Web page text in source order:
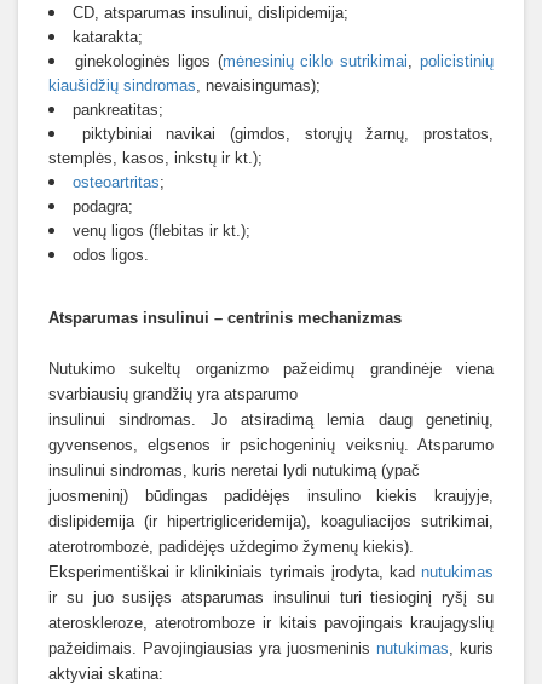
CD, atsparumas insulinui, dislipidemija;
katarakta;
ginekologinės ligos (mėnesinių ciklo sutrikimai ,policistinių
kiaušidžių sindromas , nevaisingumas);
pankreatitas;
piktybiniai navikai (gimdos, storųjų žarnų, prostatos,
stemplės, kasos, inkstų ir kt.);
osteoartritas;
podagra;
venų ligos (flebitas ir kt.);
odos ligos.
Atsparumas insulinui – centrinis mechanizmas
Nutukimo sukeltų organizmo pažeidimų grandinėje viena
svarbiausių grandžių yra atsparumo
insulinui sindromas. Jo atsiradimą lemia daug genetinių,
gyvensenos, elgsenos ir psichogeninių veiksnių. Atsparumo
insulinui sindromas, kuris neretai lydi nutukimą (ypač
juosmeninį) būdingas padidėjęs insulino kiekis kraujyje,
dislipidemija (ir hipertrigliceridemija), koaguliacijos sutrikimai,
aterotrombozė, padidėjęs uždegimo žymenų kiekis).
Eksperimentiškai ir klinikiniais tyrimais įrodyta, kad nutukimas
ir su juo susijęs atsparumas insulinui turi tiesioginį ryšį su
ateroskleroze, aterotromboze ir kitais pavojingais kraujagyslių
pažeidimais. Pavojingiausias yra juosmeninis nutukimas , kuris
aktyviai skatina: